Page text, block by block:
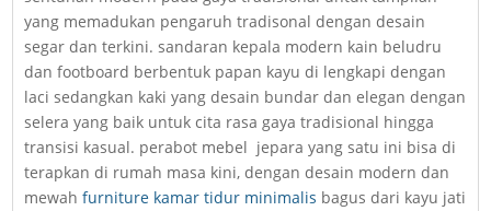
yang memadukan pengaruh tradisonal dengan desain
segar dan terkini. sandaran kepala modern kain beludru
dan footboard berbentuk papan kayu di lengkapi dengan
laci sedangkan kaki yang desain bundar dan elegan dengan
selera yang baik untuk cita rasa gaya tradisional hingga
transisi kasual. perabot mebel jepara yang satu ini bisa di
terapkan di rumah masa kini, dengan desain modern dan
mewahfurniture kamar tidur minimalis bagus dari kayu jati